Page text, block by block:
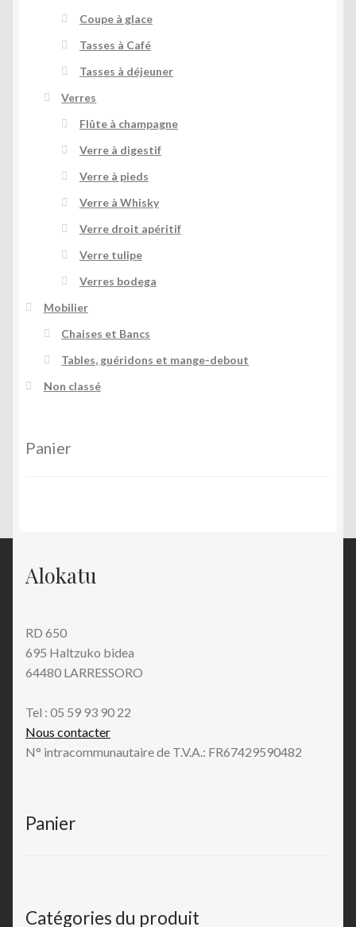
Coupe à glace
Tasses à Café
Tasses à déjeuner
Verres
Flûte à champagne
Verre à digestif
Verre à pieds
Verre à Whisky
Verre droit apéritif
Verre tulipe
Verres bodega
Mobilier
Chaises et Bancs
Tables, guéridons et mange-debout
Non classé
Panier
Alokatu
RD 650
695 Haltzuko bidea
64480 LARRESSORO
Tel : 05 59 93 90 22
Nous contacter
N° intracommunautaire de T.V.A.: FR67429590482
Panier
Catégories du produit